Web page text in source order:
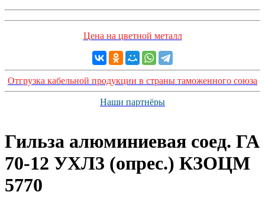
Цена на цветной металл
Отгрузка кабельной продукции в страны таможенного союза
Наши партнёры
Гильза алюминиевая соед. ГА
70-12 УХЛ3 (опрес.) КЗОЦМ
5770